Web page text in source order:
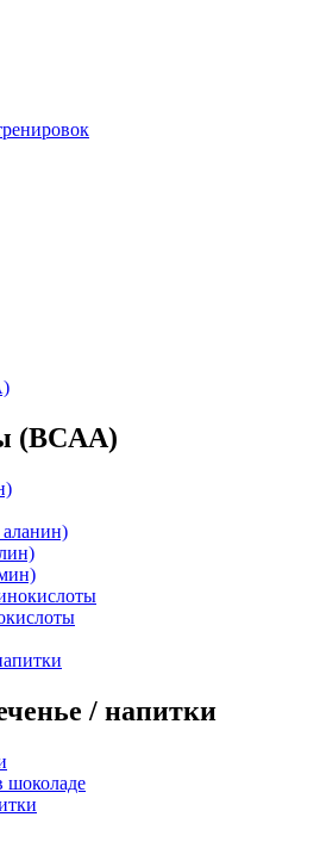
(BCAA)
аланин)
/ напитки
шоколаде